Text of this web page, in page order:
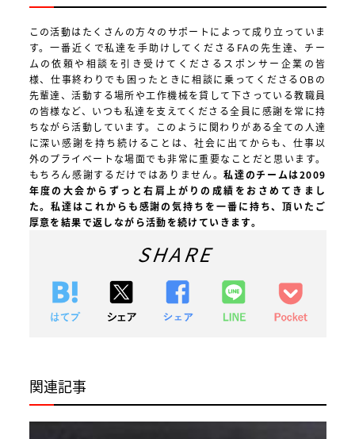
この活動はたくさんの方々のサポートによって成り立っていま
す。一番近くで私達を手助けしてくださるFAの先生達、チー
ムの依頼や相談を引き受けてくださるスポンサー企業の皆
様、仕事終わりでも困ったときに相談に乗ってくださるOBの
先輩達、活動する場所や工作機械を貸して下さっている教職員
の皆様など、いつも私達を支えてくださる全員に感謝を常に持
ちながら活動しています。このように関わりがある全ての人達
に深い感謝を持ち続けることは、社会に出てからも、仕事以
外のプライベートな場面でも非常に重要なことだと思います。
もちろん感謝するだけではありません。私達のチームは2009
年度の大会からずっと右肩上がりの成績をおさめてきまし
た。私達はこれからも感謝の気持ちを一番に持ち、頂いたご
厚意を結果で返しながら活動を続けていきます。
SHARE
関連記事